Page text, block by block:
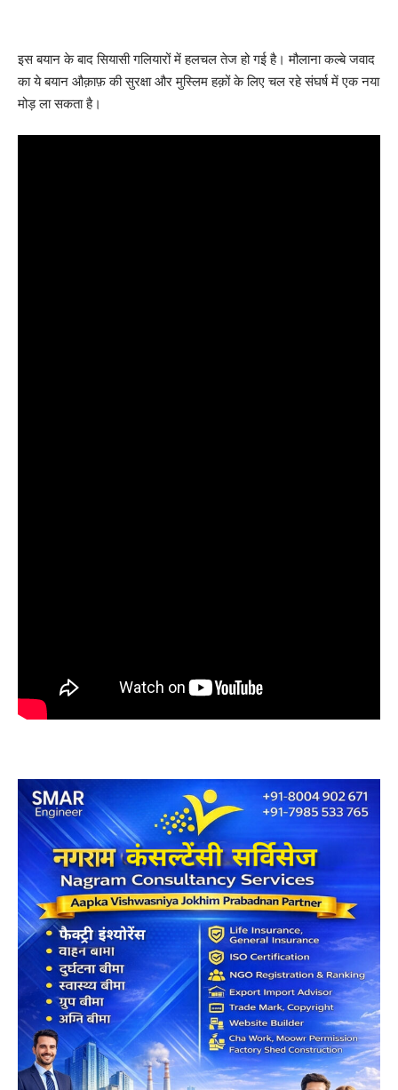
इस बयान के बाद सियासी गलियारों में हलचल तेज हो गई है। मौलाना कल्बे जवाद
का ये बयान औक़ाफ़ की सुरक्षा और मुस्लिम हक़ों के लिए चल रहे संघर्ष में एक नया
मोड़ ला सकता है।